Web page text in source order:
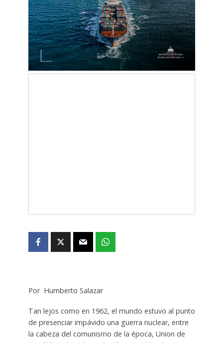
Por Humberto Salazar
Tan lejos como en 1962, el mundo estuvo al punto
de presenciar impávido una guerra nuclear, entre
la cabeza del comunismo de la época, Union de